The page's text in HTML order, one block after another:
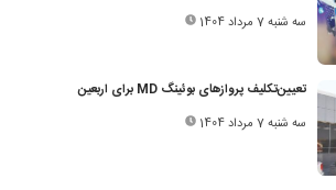
سه شنبه 7 مرداد 1404
تعیین‌تکلیف پروازهای بوئینگ MD برای اربعین
سه شنبه 7 مرداد 1404